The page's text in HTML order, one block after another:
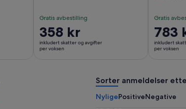
Gratis avbestilling
Prisen
er
358 kr
358 kr
inkludert skatter og avgifter
per voksen
Gratis
Prisen
er
783 kr
783
inkludert
per voksen
Sorter anmeldelser
NyligePositiveNegative